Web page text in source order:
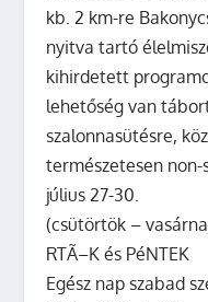
kb. 2 km-re
nyitva tartó
kihirdetett
lehetőség van
szalonnasütésre,
természetesen
július 27-30.
(csütörtök –
RTÃ–K és PéNTEK
Egész nap szabad